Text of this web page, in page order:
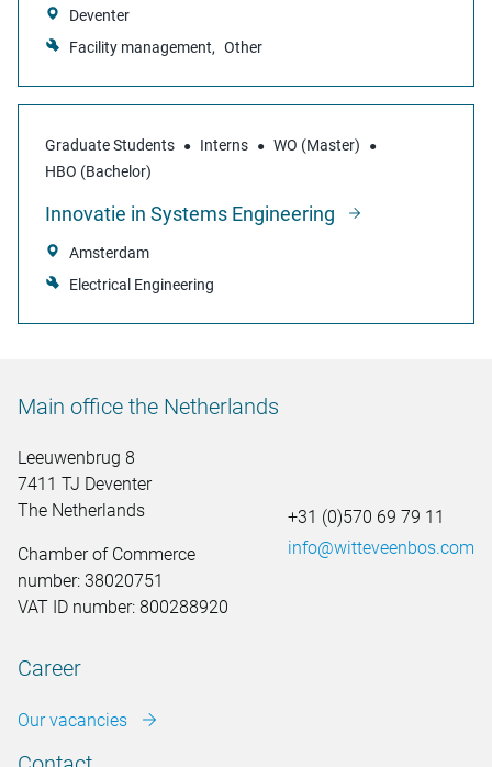
Deventer
Facility management
Other
Graduate Students Interns
WO (Master)
HBO (Bachelor)
Innovatie in Systems Engineering
Amsterdam
Electrical Engineering
Main office the Netherlands
Leeuwenbrug 8
7411 TJ Deventer
The Netherlands
Chamber of Commerce
number: 38020751
VAT ID number: 800288920
+31 (0)570 69 79 11
info@witteveenbos.com
Career
Our vacancies